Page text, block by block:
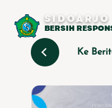
SIDOARJO
BERSIH
Ke